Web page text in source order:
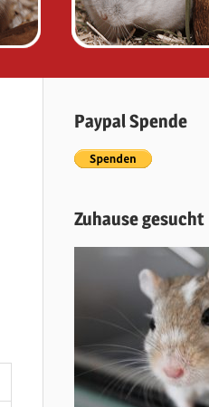
Paypal Spende
Zuhause gesucht